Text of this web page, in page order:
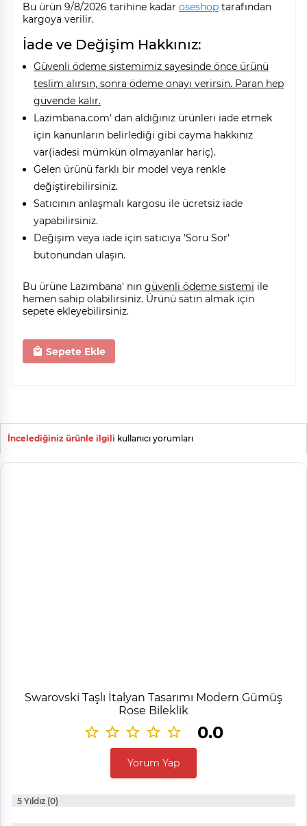
Bu ürün 9/8/2026 tarihine kadar oseshop tarafından
kargoya verilir.
İade ve Değişim Hakkınız:
Güvenli ödeme sistemimiz sayesinde önce ürünü
teslim alırsın, sonra ödeme onayı verirsin. Paran hep
güvende kalır.
Lazimbana.com' dan aldığınız ürünleri iade etmek
için kanunların belirlediği gibi cayma hakkınız
var(iadesi mümkün olmayanlar hariç).
Gelen ürünü farklı bir model veya renkle
değiştirebilirsiniz.
Satıcının anlaşmalı kargosu ile ücretsiz iade
yapabilirsiniz.
Değişim veya iade için satıcıya 'Soru Sor'
butonundan ulaşın.
Bu ürüne Lazımbana' nın güvenli ödeme sistemi ile
hemen sahip olabilirsiniz. Ürünü satın almak için
sepete ekleyebilirsiniz.
Sepete Ekle
İncelediğiniz ürünle ilgili kullanıcı yorumları
Swarovski Taşlı İtalyan Tasarımı Modern Gümüş
Rose Bileklik
0.0
Yorum Yap
5 Yıldız (0)